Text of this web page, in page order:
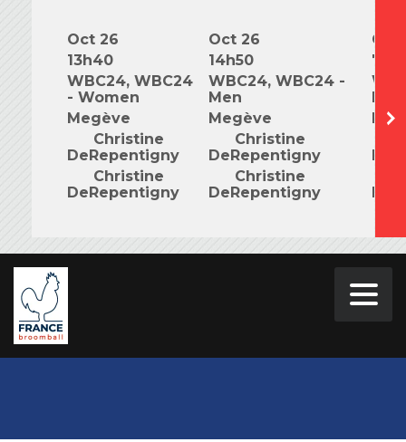
Oct 26
13h40
WBC24, WBC24
- Women
Megève
Christine
DeRepentigny
Christine
DeRepentigny
Oct 26
14h50
WBC24, WBC24 -
Men
Megève
Christine
DeRepentigny
Christine
DeRepentigny
Oct